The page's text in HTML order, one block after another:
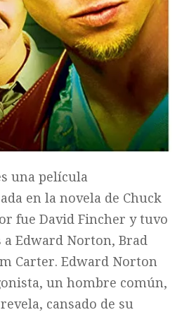
una película
en la novela de Chuck
fue David Fincher y tuvo
Edward Norton, Brad
Carter. Edward Norton
un hombre común,
cansado de su